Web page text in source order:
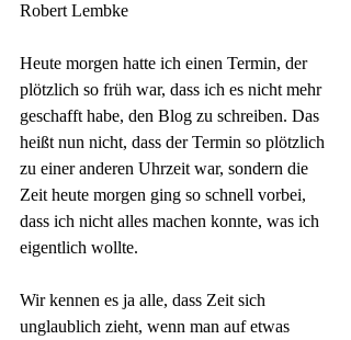
Robert Lembke
Heute morgen hatte ich einen Termin, der
plötzlich so früh war, dass ich es nicht mehr
geschafft habe, den Blog zu schreiben. Das
heißt nun nicht, dass der Termin so plötzlich
zu einer anderen Uhrzeit war, sondern die
Zeit heute morgen ging so schnell vorbei,
dass ich nicht alles machen konnte, was ich
eigentlich wollte.
Wir kennen es ja alle, dass Zeit sich
unglaublich zieht, wenn man auf etwas